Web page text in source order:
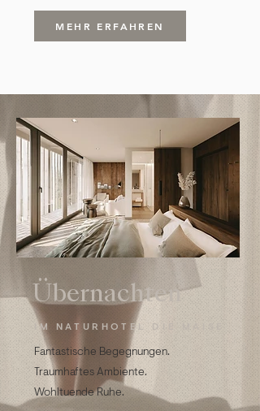
MEHR ERFAHREN
Übernachten
IM NATURHOTEL DIE MAISE
Fantastische Begegnungen.
Traumhaftes Ambiente.
Wohltuende Ruhe.